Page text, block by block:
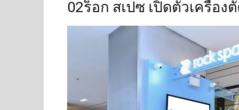
02ร็อก สเปซ เปิดตัวเครื่อง